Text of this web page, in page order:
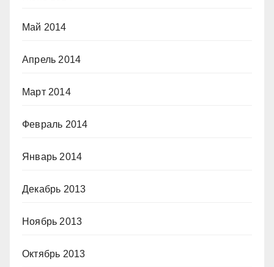
Май 2014
Апрель 2014
Март 2014
Февраль 2014
Январь 2014
Декабрь 2013
Ноябрь 2013
Октябрь 2013